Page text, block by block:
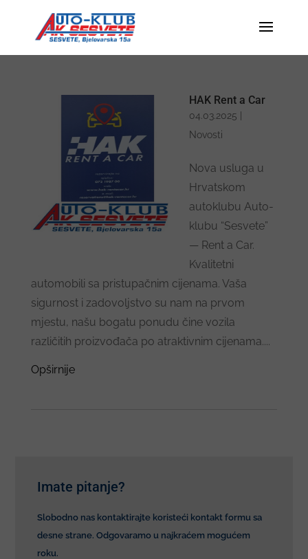
HAK Rent a Car
04.03.2025
Novosti
Nova usluga u
Hrvatskom
autoklubu Auto-
klubu “Sesvete”
— Rent a Car.
Kvalitetni
automobili sa pristupačnim cijenama. Vaša
sigurnost i zadovoljstvo su nam na prvom
mjestu, našu bogatu ponudu čine vozila
različitih proizvođača po atraktivnim cijenama....
Opširnije
Imate pitanje?
Slobodno nas kontaktirajte koristeći kontakt formu sa
desne strane. Odgovaramo u najkraćem mogućem
roku.